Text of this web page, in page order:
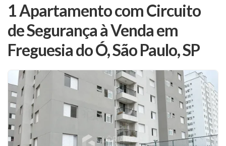
1 Apartamento com Circuito
de Segurança à Venda em
Freguesia do Ó, São Paulo, SP